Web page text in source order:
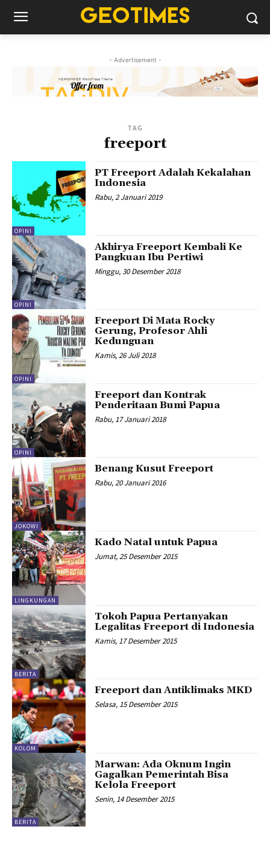
- Advertisement -
TAG
freeport
OPINI
PT Freeport Adalah Kekalahan
Indonesia
Rabu, 2 Januari 2019
OPINI
Akhirya Freeport Kembali Ke
Pangkuan Ibu Pertiwi
Minggu, 30 Desember 2018
OPINI
Freeport Di Mata Rocky
Gerung, Profesor Ahli
Kedunguan
Kamis, 26 Juli 2018
OPINI
Freeport dan Kontrak
Penderitaan Bumi Papua
Rabu, 17 Januari 2018
JOKOWI
Benang Kusut Freeport
Rabu, 20 Januari 2016
LINGKUNGAN
Kado Natal untuk Papua
Jumat, 25 Desember 2015
BERITA
Tokoh Papua Pertanyakan
Legalitas Freeport di Indonesia
Kamis, 17 Desember 2015
KOLOM
Freeport dan Antiklimaks MKD
Selasa, 15 Desember 2015
BERITA
Marwan: Ada Oknum Ingin
Gagalkan Pemerintah Bisa
Kelola Freeport
Senin, 14 Desember 2015